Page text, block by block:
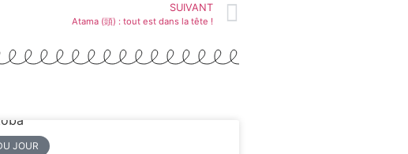
SUIVANT
Atama (頭) : tout est dans la tête !
JOUR